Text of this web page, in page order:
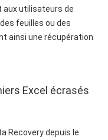
aux utilisateurs de
feuilles ou des
ainsi une récupération
Excel écrasés
Recovery depuis le